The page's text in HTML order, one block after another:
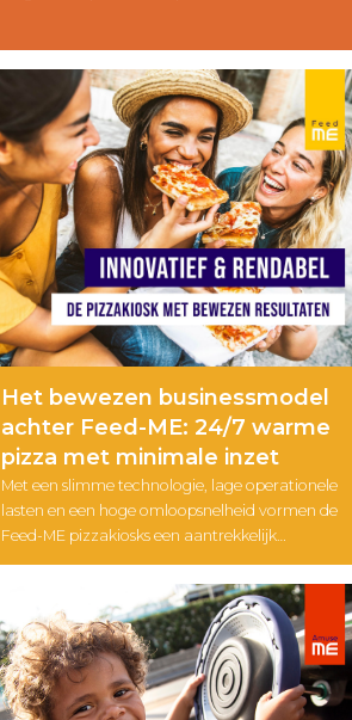
bezoekers kan opleveren.
Het bewezen businessmodel
achter Feed-ME: 24/7 warme
pizza met minimale inzet
Met een slimme technologie, lage operationele
lasten en een hoge omloopsnelheid vormen de
Feed-ME pizzakiosks een aantrekkelijk
lees je waarom steeds meer locaties kiezen voor
dit bewezen concept.